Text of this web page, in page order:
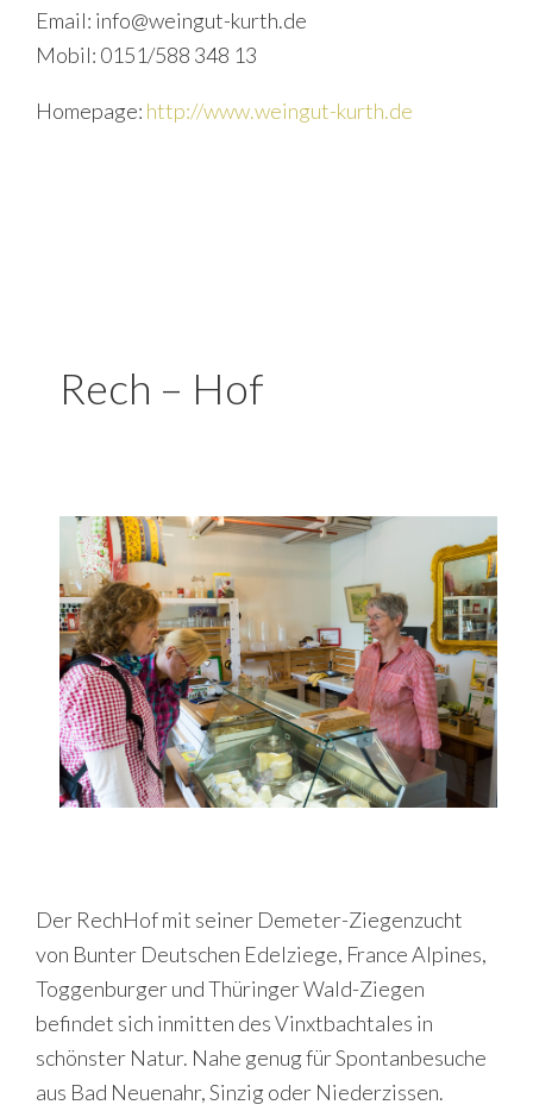
Email: info@weingut-kurth.de
Mobil: 0151/588 348 13
Homepage: http://www.weingut-kurth.de
Rech – Hof
Der RechHof mit seiner Demeter-Ziegenzucht
von Bunter Deutschen Edelziege, France Alpines,
Toggenburger und Thüringer Wald-Ziegen
befindet sich inmitten des Vinxtbachtales in
schönster Natur. Nahe genug für Spontanbesuche
aus Bad Neuenahr, Sinzig oder Niederzissen.